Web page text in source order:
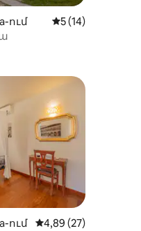
ում Միջին
5 (14)
ում Միջին
4,89 (27)